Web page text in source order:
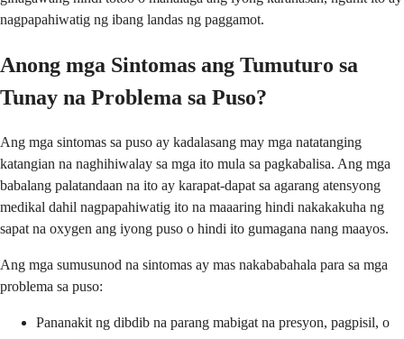
nagpapahiwatig ng ibang landas ng paggamot.
Anong mga Sintomas ang Tumuturo sa
Tunay na Problema sa Puso?
Ang mga sintomas sa puso ay kadalasang may mga natatanging
katangian na naghihiwalay sa mga ito mula sa pagkabalisa. Ang mga
babalang palatandaan na ito ay karapat-dapat sa agarang atensyong
medikal dahil nagpapahiwatig ito na maaaring hindi nakakakuha ng
sapat na oxygen ang iyong puso o hindi ito gumagana nang maayos.
Ang mga sumusunod na sintomas ay mas nakababahala para sa mga
problema sa puso:
Pananakit ng dibdib na parang mabigat na presyon, pagpisil, o